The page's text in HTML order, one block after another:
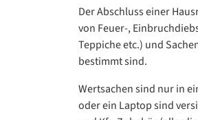
Der Abschluss einer
von Feuer-,
Teppiche etc.) und
bestimmt sind.
Wertsachen sind nur in
oder ein Laptop sind